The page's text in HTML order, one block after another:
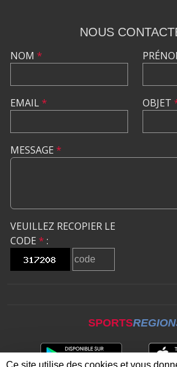
NOUS
NOM *
EMAIL* OBJET
MESSAGE *
VEUILLEZ RECOPIER LE
CODE * :
SPORTS
Ce site utilise des cookies et vous